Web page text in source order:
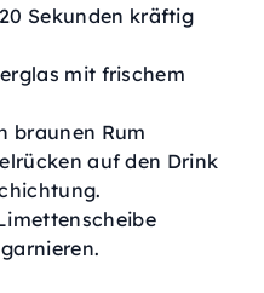
Sekunden kräftig
mit frischem
braunen Rum
auf den Drink